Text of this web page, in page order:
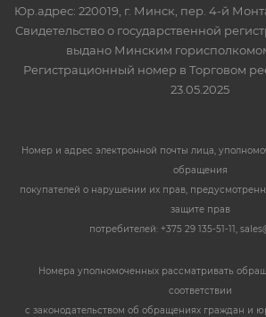
Юр.адрес: 220019, г. Минск, пер. 4-й
Свидетельство о государственной
выдано Минским
Регистрационный номер в Торговом
23.05.2025
Номер и адрес электронной почты лица,
обращения
покупателей о нарушении их прав,
защите прав
потребителей: +375 29 135-51-11,
Номера уполномоченных рассматривать
соответствии
с законодательством об обращениях граждан и